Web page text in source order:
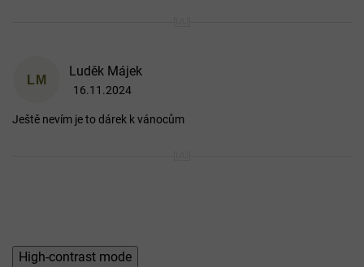
LM
Luděk Májek
Hodnocení produktu je 5 z 5 hvězdiček.
16.11.2024
Ještě nevím je to dárek k vánocům
High-contrast mode